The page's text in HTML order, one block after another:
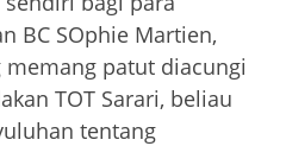
BC SOphie Martien,
patut diacungi
TOT Sarari, beliau
tentang